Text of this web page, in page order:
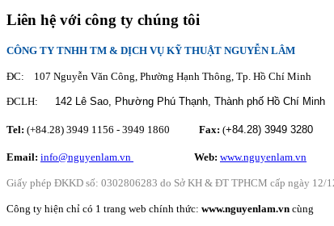
Liên hệ với công ty chúng tôi
CÔNG TY TNHH TM & DỊCH VỤ KỸ THUẬT NGUYỄN LÂM
ĐC: 107 Nguyễn Văn Công, Phường Hạnh Thông, Tp. Hồ Chí Minh
ĐCLH: 142 Lê Sao, Phường Phú Thạnh, Thành phố Hồ Chí Minh
Tel: (+84.28) 3949 1156 - 3949 1860 Fax: (+84.28) 3949 3280
Email: info@nguyenlam.vn Web: www.nguyenlam.vn
Giấy phép ĐKKD số: 0302806283 do Sở KH & ĐT TPHCM cấp ngày 12/
Công ty hiện chỉ có 1 trang web chính thức: www.nguyenlam.vn cùng